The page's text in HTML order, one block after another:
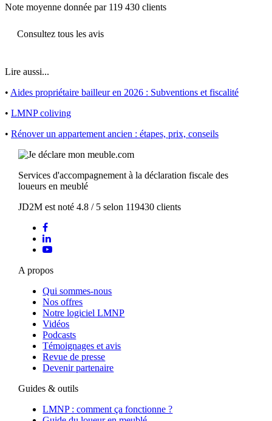
Note moyenne donnée par 119 430 clients
Consultez tous les avis
Lire aussi...
• Aides propriétaire bailleur en 2026 : Subventions et fiscalité
• LMNP coliving
• Rénover un appartement ancien : étapes, prix, conseils
Services d'accompagnement à la déclaration fiscale des
loueurs en meublé
JD2M est noté4.8 / 5 selon 119430 clients
A propos
Qui sommes-nous
Nos offres
Notre logiciel LMNP
Vidéos
Podcasts
Témoignages et avis
Revue de presse
Devenir partenaire
Guides & outils
LMNP : comment ça fonctionne ?